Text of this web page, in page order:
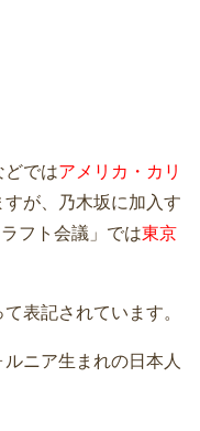
どではアメリカ・カリ
が、乃木坂に加入す
フト会議」では東京
表記されています。
ニア生まれの日本人